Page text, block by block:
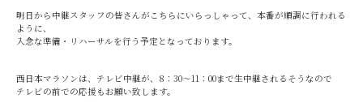
明日から中継スタッフの皆さんがこちらにいらっしゃって、本番が順調に行われる
ように、
入念な準備・リハーサルを行う予定となっております。
西日本マラソンは、テレビ中継が、8：30～11：00まで生中継されるそうなので
テレビの前での応援もお願い致します。